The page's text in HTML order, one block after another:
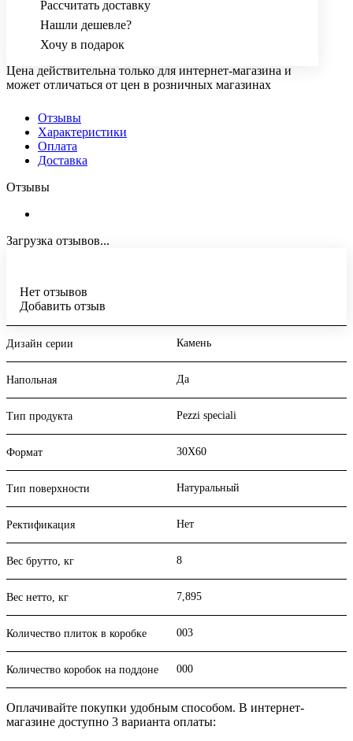
Рассчитать доставку
Нашли дешевле?
Хочу в подарок
Цена действительна только для интернет-магазина и
может отличаться от цен в розничных магазинах
Отзывы
Характеристики
Оплата
Доставка
Отзывы
Загрузка отзывов...
Нет отзывов
Добавить отзыв
Дизайн серии Камень
Напольная Да
Тип продукта Pezzi speciali
Формат 30X60
Тип поверхности Натуральный
Ректификация Нет
Вес брутто, кг 8
Вес нетто, кг 7,895
Количество плиток в коробке 003
Количество коробок на поддоне 000
Оплачивайте покупки удобным способом. В интернет-
магазине доступно 3 варианта оплаты: